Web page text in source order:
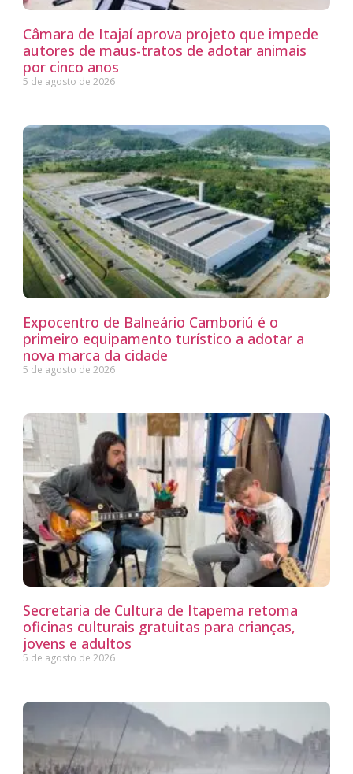
Câmara de Itajaí aprova projeto que impede
autores de maus-tratos de adotar animais
por cinco anos
5 de agosto de 2026
Expocentro de Balneário Camboriú é o
primeiro equipamento turístico a adotar a
nova marca da cidade
5 de agosto de 2026
Secretaria de Cultura de Itapema retoma
oficinas culturais gratuitas para crianças,
jovens e adultos
5 de agosto de 2026